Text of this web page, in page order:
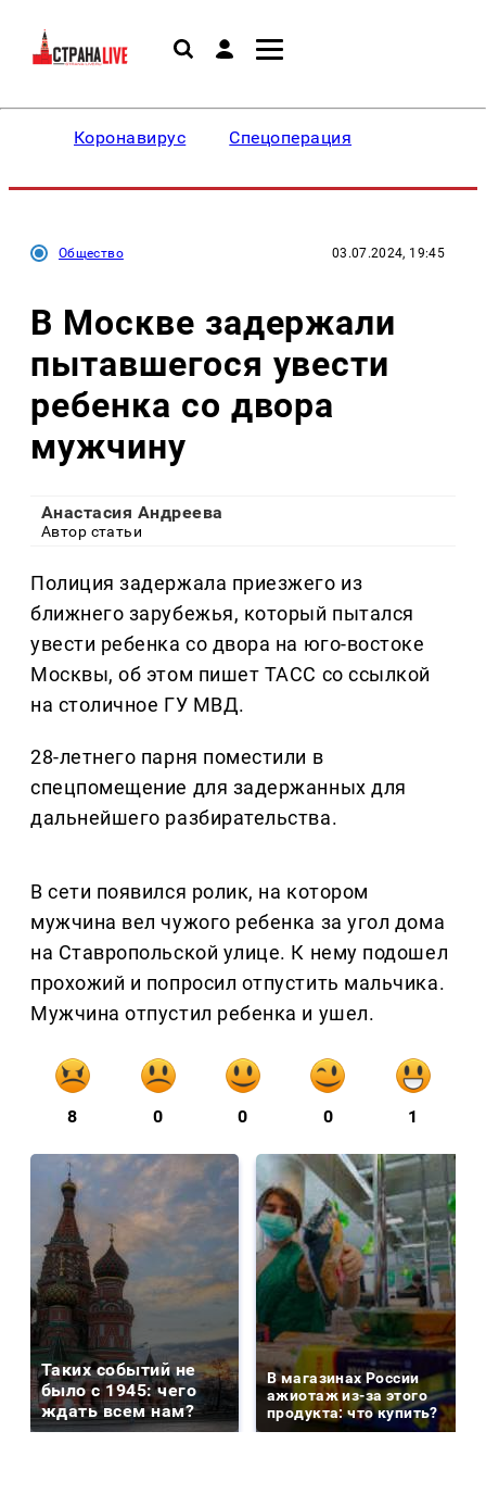
Коронавирус Спецоперация
Общество 03.07.2024, 19:45
В Москве задержали
пытавшегося увести
ребенка со двора
мужчину
Анастасия Андреева
Автор статьи
Полиция задержала приезжего из
ближнего зарубежья, который пытался
увести ребенка со двора на юго-востоке
Москвы, об этом пишет ТАСС со ссылкой
на столичное ГУ МВД.
28-летнего парня поместили в
спецпомещение для задержанных для
дальнейшего разбирательства.
В сети появился ролик, на котором
мужчина вел чужого ребенка за угол дома
на Ставропольской улице. К нему подошел
прохожий и попросил отпустить мальчика.
Мужчина отпустил ребенка и ушел.
8 0 0 0 1
Таких событий не
было с 1945: чего
ждать всем нам?
В магазинах России
ажиотаж из-за этого
продукта: что купить?